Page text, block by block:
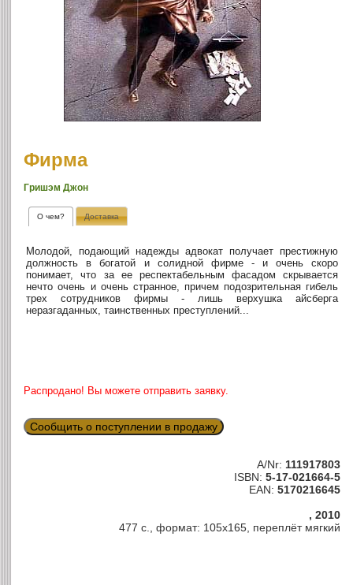
Фирма
Гришэм Джон
О чем? Доставка
Молодой, подающий надежды адвокат получает престижную
должность в богатой и солидной фирме - и очень скоро
понимает, что за ее респектабельным фасадом скрывается
нечто очень и очень странное, причем подозрительная гибель
трех сотрудников фирмы - лишь верхушка айсберга
неразгаданных, таинственных преступлений...
Распродано! Вы можете отправить заявку.
Сообщить о поступлении в продажу
A/Nr: 111917803
ISBN: 5-17-021664-5
EAN: 5170216645
, 2010
477 с., формат: 105х165, переплёт мягкий